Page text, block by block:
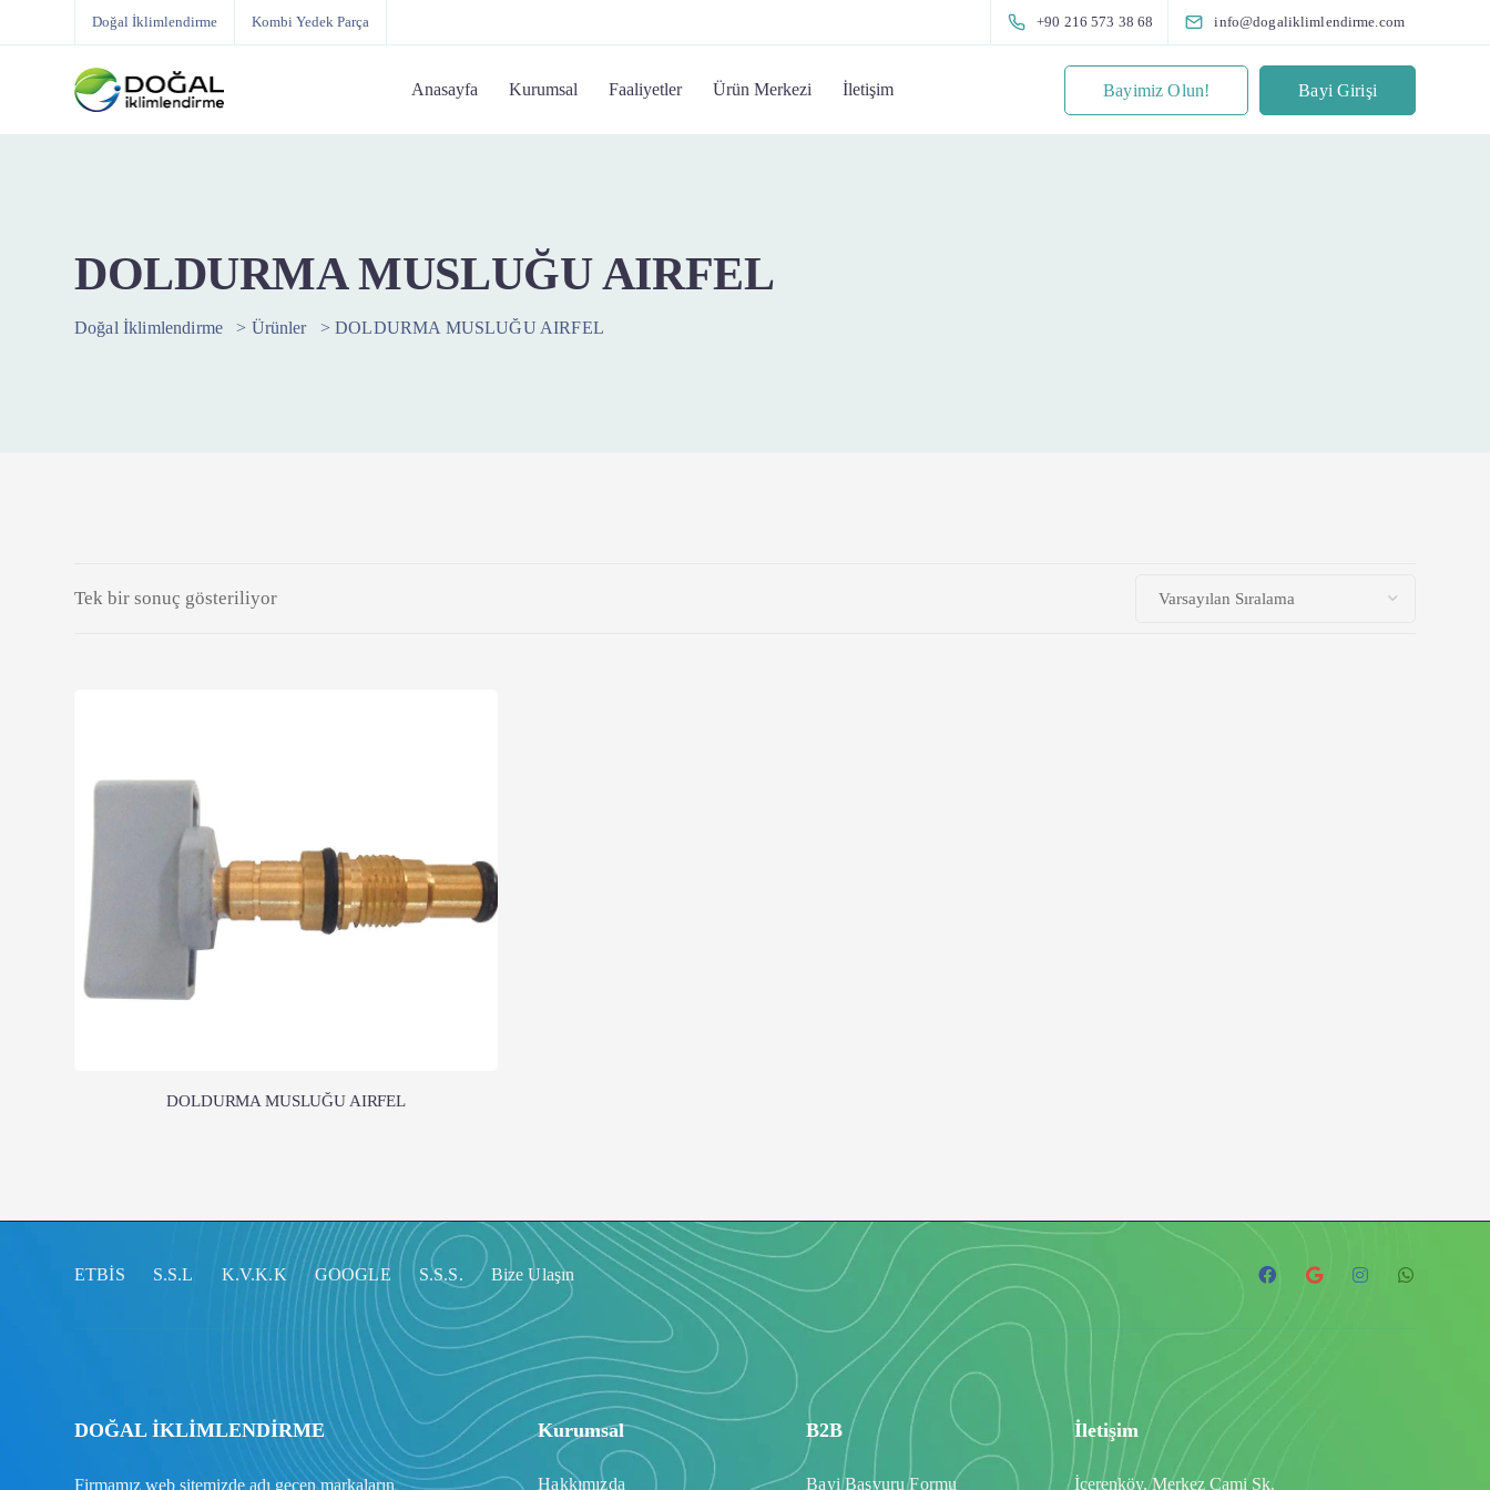
Doğal İklimlendirme Kombi Yedek Parça +90 216 573 38 68 info@dogaliklimlendirme.com
Anasayfa Kurumsal Faaliyetler Ürün Merkezi İletişim Bayimiz Olun! Bayi Girişi
DOLDURMA MUSLUĞU AIRFEL
Doğal İklimlendirme > Ürünler >DOLDURMA MUSLUĞU AIRFEL
Tek bir sonuç gösteriliyor
DOLDURMA MUSLUĞU AIRFEL
ETBİS S.S.L K.V.K.K GOOGLE S.S.S. Bize Ulaşın
DOĞAL İKLİMLENDİRME
Firmamız web sitemizde adı geçen markaların
Kurumsal
Hakkımızda
B2B
Bayi Başvuru Formu
İletişim
İçerenköy, Merkez Cami Sk.